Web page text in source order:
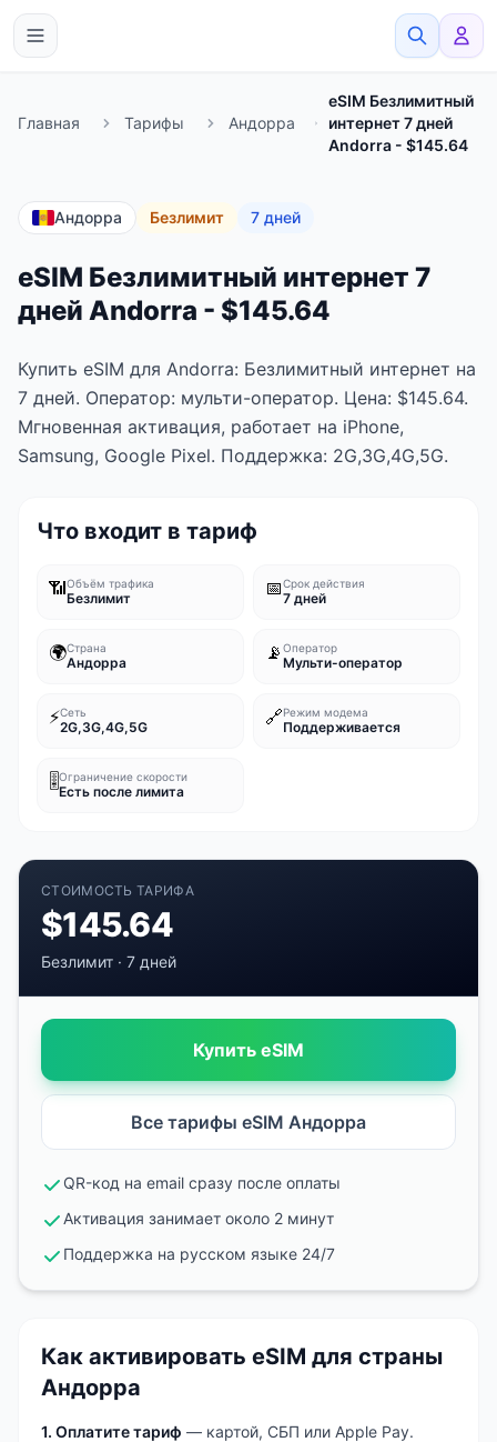
Главная Тарифы Андорра
eSIM Безлимитный
интернет 7 дней
Andorra - $145.64
Андорра Безлимит 7 дней
eSIM Безлимитный интернет 7
дней Andorra - $145.64
Купить eSIM для Andorra: Безлимитный интернет на
7 дней. Оператор: мульти-оператор. Цена: $145.64.
Мгновенная активация, работает на iPhone,
Samsung, Google Pixel. Поддержка: 2G,3G,4G,5G.
Что входит в тариф
📶Объём трафика
Безлимит 📅Срок действия
7 дней
🌍Страна
Андорра 📡 Оператор
Мульти-оператор
⚡Сеть
2G,3G,4G,5G 🔗Режим модема
Поддерживается
🎚️Ограничение скорости
Есть после лимита
СТОИМОСТЬ ТАРИФА
$145.64
Безлимит · 7 дней
Купить eSIM
Все тарифы eSIM Андорра
QR-код на email сразу после оплаты
Активация занимает около 2 минут
Поддержка на русском языке 24/7
Как активировать eSIM для страны
Андорра
1. Оплатите тариф — картой, СБП или Apple Pay.